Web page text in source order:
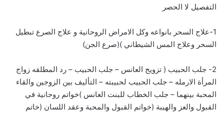
التفصيل لا الحصر
1-علاج السحر بانواعه وكل الامراض الروحانية و علاج الصرع تبطيل
السحر وعلاج المس الشيطاني )(صرع الجن)
2- جلب الحبيب ( تزويج العانس – جلب الحبيب – رد المطلقه زواج
المرأة الارمله – جلب الحبيب لحبيبته – التأليف بين الزوجين والقاء
المحبة بينهما – جلب الخطاب للبنت العانس )خواتم روحانية في
القبول والعز والهيبة (خواتم القبول والمحبة وعقد اللسان (خاتم